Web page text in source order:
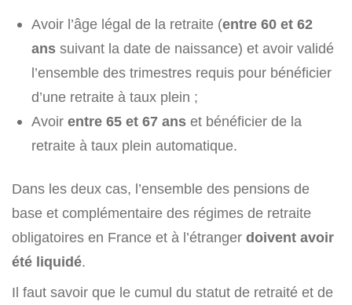
Avoir l’âge légal de la retraite (entre 60 et 62
ans suivant la date de naissance) et avoir validé
l’ensemble des trimestres requis pour bénéficier
d’une retraite à taux plein ;
Avoir entre 65 et 67 ans et bénéficier de la
retraite à taux plein automatique.
Dans les deux cas, l’ensemble des pensions de
base et complémentaire des régimes de retraite
obligatoires en France et à l’étranger doivent avoir
été liquidé.
Il faut savoir que le cumul du statut de retraité et de